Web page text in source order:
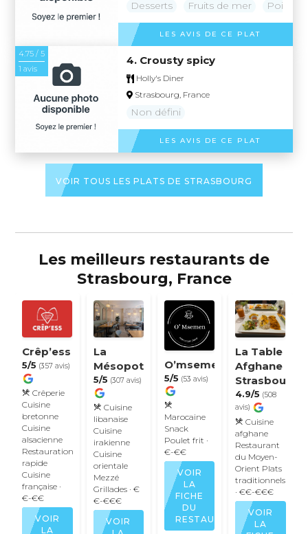
Desserts Fruits de mer
LES AVIS DE CE PLAT
4.75 / 5
1 avis
4. Crousty spicy
Holly's Diner
Strasbourg, France
Non défini
LES AVIS DE CE PLAT
VOIR TOUS LES PLATS DE STRASBOURG
Les meilleurs restaurants de
Strasbourg, France
Crêp’ess
5/5 (357 avis)
Crêperie
Cuisine
bretonne
Cuisine
alsacienne
Restauration
rapide
Cuisine
française ·
€-€€
VOIR
LA
La
Mésopotamie
5/5 (307 avis)
Cuisine
libanaise
Cuisine
irakienne
Cuisine
orientale
Mezzé
Grillades· €
€-€€€
VOIR
O’msemen
5/5 (53 avis)
Marocaine
Snack
Poulet frit ·
€-€€
VOIR
LA
FICHE
DU
RESTAURANT
La Table
Afghane
Strasbourg
4.9/5 (508
avis)
Cuisine
afghane
Restaurant
du Moyen-
Orient Plats
traditionnels
· €€-€€€
VOIR
LA